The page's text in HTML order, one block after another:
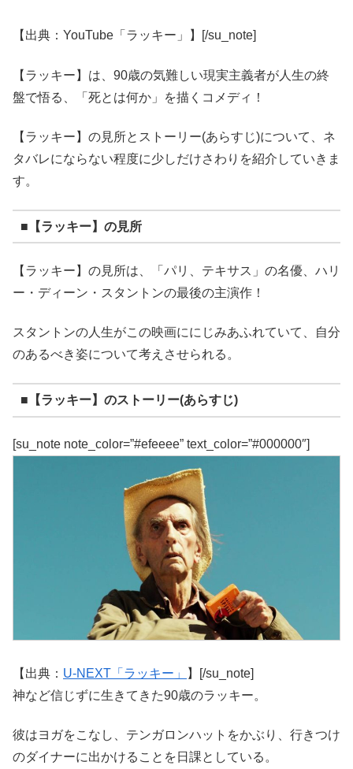
【出典：YouTube「ラッキー」】[/su_note]
【ラッキー】は、90歳の気難しい現実主義者が人生の終
盤で悟る、「死とは何か」を描くコメディ！
【ラッキー】の見所とストーリー(あらすじ)について、ネ
タバレにならない程度に少しだけさわりを紹介していきま
す。
■【ラッキー】の見所
【ラッキー】の見所は、「パリ、テキサス」の名優、ハリ
ー・ディーン・スタントンの最後の主演作！
スタントンの人生がこの映画ににじみあふれていて、自分
のあるべき姿について考えさせられる。
■【ラッキー】のストーリー(あらすじ)
[su_note note_color=”#efeeee” text_color=”#000000″]
【出典： U-NEXT「ラッキー」
】[/su_note]
神など信じずに生きてきた90歳のラッキー。
彼はヨガをこなし、テンガロンハットをかぶり、行きつけ
のダイナーに出かけることを日課としている。